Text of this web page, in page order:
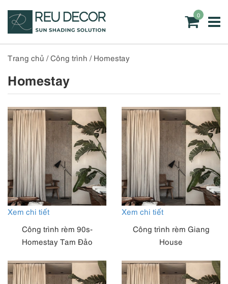
0
Trang chủ /Công trình / Homestay
Homestay
Xem chi tiết
Công trình rèm 90s-
Homestay Tam Đảo
Xem chi tiết
Công trình rèm Giang
House